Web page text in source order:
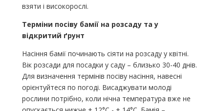
взяти і високорослі.
Терміни посіву бамії на розсаду та у
відкритий ґрунт
Насіння бамії починають сіяти на розсаду у квітні.
Вік розсади для посадки у саду – близько 30-40 днів.
Для визначення термінів посіву насіння, навесні
орієнтуйтеся по погоді. Висаджувати молоді
рослини потрібно, коли нічна температура вже не